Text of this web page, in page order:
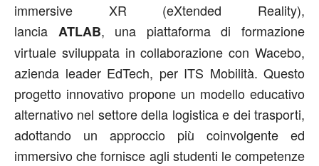
immersive XR (eXtended Reality),
lancia ATLAB, una piattaforma di formazione
virtuale sviluppata in collaborazione con Wacebo,
azienda leader EdTech, per ITS Mobilità. Questo
progetto innovativo propone un modello educativo
alternativo nel settore della logistica e dei trasporti,
adottando un approccio più coinvolgente ed
immersivo che fornisce agli studenti le competenze